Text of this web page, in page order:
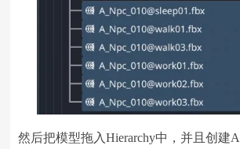
然后把模型拖入Hierarchy中，并且创建